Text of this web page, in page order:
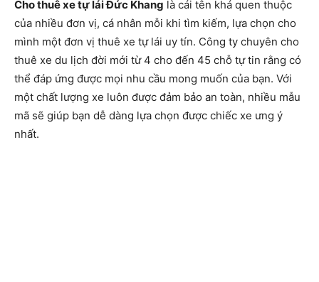
Cho thuê xe tự lái Đức Khang là cái tên khá quen thuộc
của nhiều đơn vị, cá nhân mỗi khi tìm kiếm, lựa chọn cho
mình một đơn vị thuê xe tự lái uy tín. Công ty chuyên cho
thuê xe du lịch đời mới từ 4 cho đến 45 chỗ tự tin rằng có
thể đáp ứng được mọi nhu cầu mong muốn của bạn. Với
một chất lượng xe luôn được đảm bảo an toàn, nhiều mẫu
mã sẽ giúp bạn dễ dàng lựa chọn được chiếc xe ưng ý
nhất.